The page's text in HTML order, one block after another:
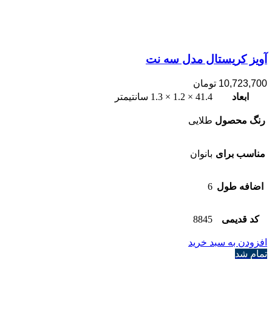
آویز کریستال مدل سه نت
10,723,700 تومان
ابعاد
41.4 × 1.2 × 1.3 سانتیمتر
رنگ محصول طلایی
مناسب برای بانوان
اضافه طول 6
کد قدیمی 8845
افزودن به سبد خرید
تمام شد